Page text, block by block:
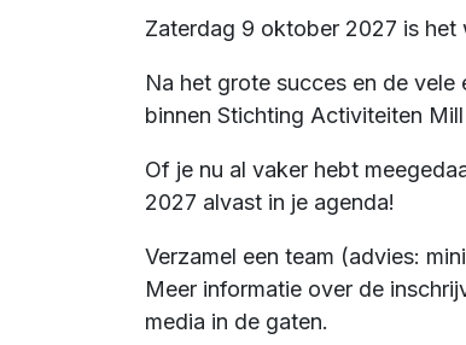
Zaterdag 9 oktober 2027 is
Na het grote succes en de
binnen Stichting Activiteiten
Of je nu al vaker hebt
2027 alvast in je agenda!
Verzamel een team (advies:
Meer informatie over de
media in de gaten.